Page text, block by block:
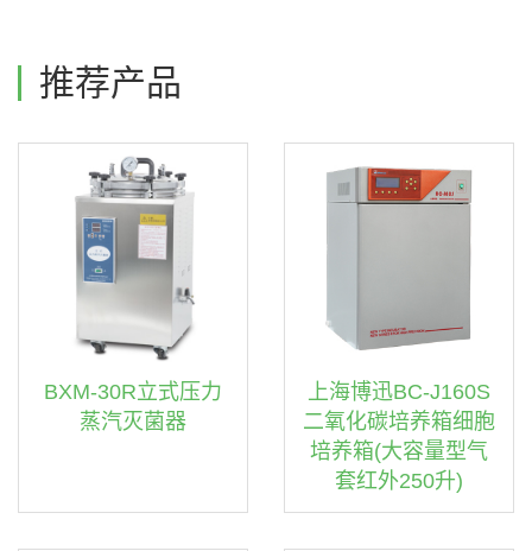
推荐产品
BXM-30R立式压力
蒸汽灭菌器
上海博迅BC-J160S
二氧化碳培养箱细胞
培养箱(大容量型气
套红外250升)